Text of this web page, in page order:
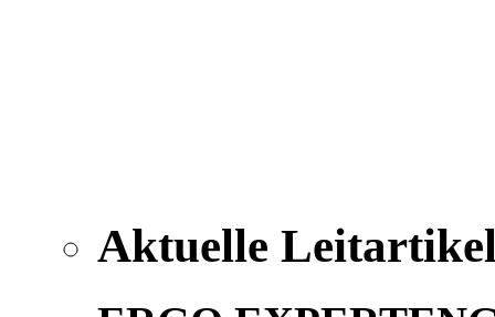
Aktuelle